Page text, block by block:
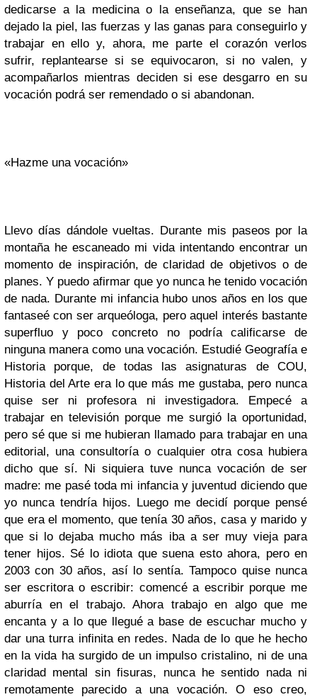
dedicarse a la medicina o la enseñanza, que se han
dejado la piel, las fuerzas y las ganas para conseguirlo y
trabajar en ello y, ahora, me parte el corazón verlos
sufrir, replantearse si se equivocaron, si no valen, y
acompañarlos mientras deciden si ese desgarro en su
vocación podrá ser remendado o si abandonan.
«Hazme una vocación»
Llevo días dándole vueltas. Durante mis paseos por la
montaña he escaneado mi vida intentando encontrar un
momento de inspiración, de claridad de objetivos o de
planes. Y puedo afirmar que yo nunca he tenido vocación
de nada. Durante mi infancia hubo unos años en los que
fantaseé con ser arqueóloga, pero aquel interés bastante
superfluo y poco concreto no podría calificarse de
ninguna manera como una vocación. Estudié Geografía e
Historia porque, de todas las asignaturas de COU,
Historia del Arte era lo que más me gustaba, pero nunca
quise ser ni profesora ni investigadora. Empecé a
trabajar en televisión porque me surgió la oportunidad,
pero sé que si me hubieran llamado para trabajar en una
editorial, una consultoría o cualquier otra cosa hubiera
dicho que sí. Ni siquiera tuve nunca vocación de ser
madre: me pasé toda mi infancia y juventud diciendo que
yo nunca tendría hijos. Luego me decidí porque pensé
que era el momento, que tenía 30 años, casa y marido y
que si lo dejaba mucho más iba a ser muy vieja para
tener hijos. Sé lo idiota que suena esto ahora, pero en
2003 con 30 años, así lo sentía. Tampoco quise nunca
ser escritora o escribir: comencé a escribir porque me
aburría en el trabajo. Ahora trabajo en algo que me
encanta y a lo que llegué a base de escuchar mucho y
dar una turra infinita en redes. Nada de lo que he hecho
en la vida ha surgido de un impulso cristalino, ni de una
claridad mental sin fisuras, nunca he sentido nada ni
remotamente parecido a una vocación. O eso creo,